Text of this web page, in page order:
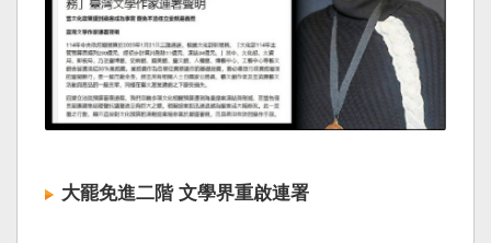
大罷免進二階 文學界重啟連署